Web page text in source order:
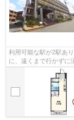
利用可能な駅が2駅あ
に、遠くまで行かずに
をカードでお支払いい